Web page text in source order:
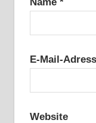
E-Mail-
Website